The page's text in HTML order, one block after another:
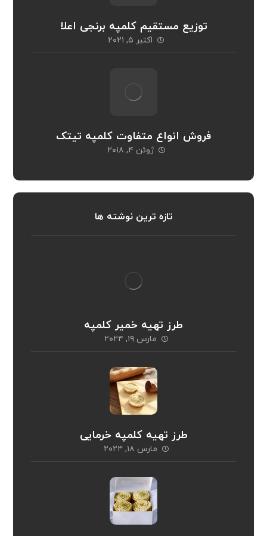
توزیع مستقیم کلمپه برنجی اعلا
اکتبر ۵, ۲۰۲۱
فروش انواع متفاوت کلمپه تیتک
ژوئن ۴, ۲۰۱۸
تازه ترین نوشته ها
طرز تهیه خمیر کلمپه
مارس ۱۹, ۲۰۲۴
طرز تهیه کلمپه خرمایی
مارس ۱۸, ۲۰۲۴